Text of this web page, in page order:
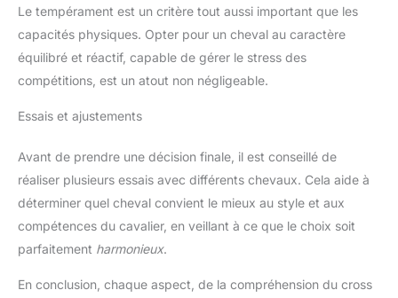
Le tempérament est un critère tout aussi important que les
capacités physiques. Opter pour un cheval au caractère
équilibré et réactif, capable de gérer le stress des
compétitions, est un atout non négligeable.
Essais et ajustements
Avant de prendre une décision finale, il est conseillé de
réaliser plusieurs essais avec différents chevaux. Cela aide à
déterminer quel cheval convient le mieux au style et aux
compétences du cavalier, en veillant à ce que le choix soit
parfaitement harmonieux.
En conclusion, chaque aspect, de la compréhension du cross